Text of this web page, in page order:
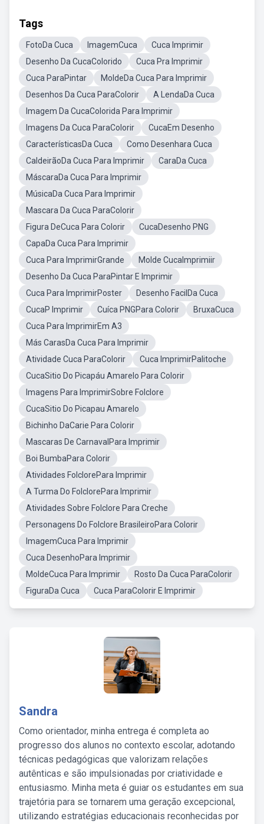
Tags
FotoDa Cuca ImagemCuca
Cuca Imprimir
Desenho Da CucaColorido
Cuca Pra Imprimir
Cuca ParaPintar
MoldeDa Cuca Para Imprimir
Desenhos Da Cuca ParaColorir
A LendaDa Cuca
Imagem Da CucaColorida Para Imprimir
Imagens Da Cuca ParaColorir
CucaEm Desenho
CaracterísticasDa Cuca
Como Desenhara Cuca
CaldeirãoDa Cuca Para Imprimir
CaraDa Cuca
MáscaraDa Cuca Para Imprimir
MúsicaDa Cuca Para Imprimir
Mascara Da Cuca ParaColorir
Figura DeCuca Para Colorir
CucaDesenho PNG
CapaDa Cuca Para Imprimir
Cuca Para ImprimirGrande
Molde CucaImprimiir
Desenho Da Cuca ParaPintar E Imprimir
Cuca Para ImprimirPoster
Desenho FacilDa Cuca
CucaP Imprimir
Cuíca PNGPara Colorir
BruxaCuca
Cuca Para ImprimirEm A3
Más CarasDa Cuca Para Imprimir
Atividade Cuca ParaColorir
Cuca ImprimirPalitoche
CucaSitio Do Picapáu Amarelo Para Colorir
Imagens Para ImprimirSobre Folclore
CucaSitio Do Picapau Amarelo
Bichinho DaCarie Para Colorir
Mascaras De CarnavalPara Imprimir
Boi BumbaPara Colorir
Atividades FolclorePara Imprimir
A Turma Do FolclorePara Imprimir
Atividades Sobre Folclore Para Creche
Personagens Do Folclore BrasileiroPara Colorir
ImagemCuca Para Imprimir
Cuca DesenhoPara Imprimir
MoldeCuca Para Imprimir
Rosto Da Cuca ParaColorir
FiguraDa Cuca
Cuca ParaColorir E Imprimir
Sandra
Como orientador, minha entrega é completa ao
progresso dos alunos no contexto escolar, adotando
técnicas pedagógicas que valorizam relações
autênticas e são impulsionadas por criatividade e
entusiasmo. Minha meta é guiar os estudantes em sua
trajetória para se tornarem uma geração excepcional,
utilizando estratégias educacionais reconhecidas por